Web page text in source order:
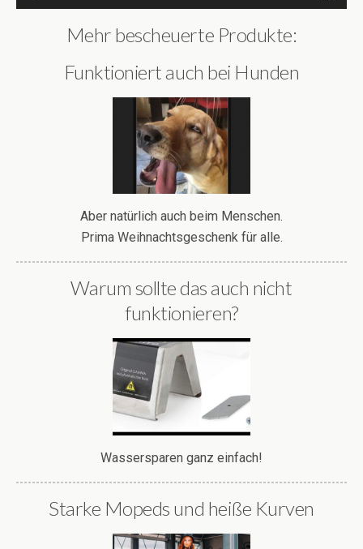
Mehr bescheuerte Produkte:
Funktioniert auch bei Hunden
Aber natürlich auch beim Menschen.
Prima Weihnachtsgeschenk für alle.
Warum sollte das auch nicht
funktionieren?
Wassersparen ganz einfach!
Starke Mopeds und heiße Kurven